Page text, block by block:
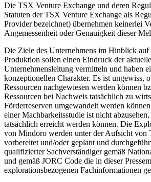
Die TSX Venture Exchange und deren
Statuten der TSX Venture Exchange als
Provider bezeichnet) übernehmen keinerlei
Angemessenheit oder Genauigkeit dieser
Die Ziele des Unternehmens im Hinblick auf
Produktion sollen einen Eindruck der
Unternehmensleitung vermitteln und haben
konzeptionellen Charakter. Es ist ungewiss,
Ressourcen nachgewiesen werden können
Ressourcen bei Nachweis tatsächlich zu
Förderreserven umgewandelt werden
einer Machbarkeitsstudie ist nicht
tatsächlich erreicht werden können. Die
von Mindoro werden unter der Aufsicht von
vorbereitet und/oder geplant und
qualifizierter Sachverständiger gemäß
und gemäß JORC Code die in dieser
explorationsbezogenen Fachinformationen